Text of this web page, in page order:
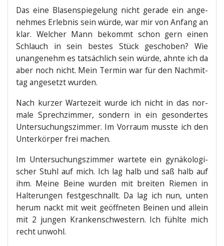
Das eine Bla­sen­spie­ge­lung nicht gera­de ein ange­
neh­mes Erleb­nis sein wür­de, war mir von Anfang an
klar. Wel­cher Mann bekommt schon gern einen
Schlauch in sein bes­tes Stück gescho­ben? Wie
unan­ge­nehm es tat­säch­lich sein wür­de, ahn­te ich da
aber noch nicht. Mein Ter­min war für den Nach­mit­
tag ange­setzt wurden.
Nach kur­zer War­te­zeit wur­de ich nicht in das nor­
ma­le Sprech­zim­mer, son­dern in ein geson­der­tes
Unter­su­chungs­zim­mer. Im Vor­raum muss­te ich den
Unter­kör­per frei machen.
Im Unter­su­chungs­zim­mer war­te­te ein gynä­ko­lo­gi­
scher Stuhl auf mich. Ich lag halb und saß halb auf
ihm. Mei­ne Bei­ne wur­den mit brei­ten Rie­men in
Hal­te­run­gen fest­ge­schnallt. Da lag ich nun, unten
her­um nackt mit weit geöff­ne­ten Bei­nen und allein
mit 2 jun­gen Kran­ken­schwes­tern. Ich fühl­te mich
recht unwohl.